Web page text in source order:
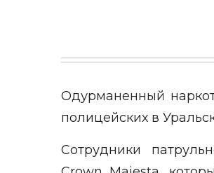
Одурманенный
полицейских в
Сотрудники